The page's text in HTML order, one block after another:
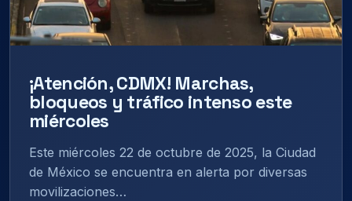
¡Atención, CDMX! Marchas,
bloqueos y tráfico intenso este
miércoles
Este miércoles 22 de octubre de 2025, la Ciudad
de México se encuentra en alerta por diversas
movilizaciones…